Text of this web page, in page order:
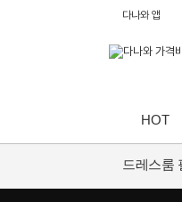
다나와 앱
HOT
드레스룸